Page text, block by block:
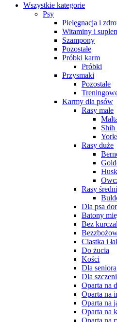
Wszystkie kategorie
Psy
Pielęgnacja i
Witaminy i
Szampony
Pozostałe
Próbki karm
Próbki
Przysmaki
Pozostałe
Karmy dla psów
Rasy małe
Shih
Rasy duże
Rasy
Dla psa
Batony
Bez
Ciastka i
Do żucia
Kości
Dla seniora
Dla
Oparta na
Oparta na
Oparta na
Oparta na
Oparta na